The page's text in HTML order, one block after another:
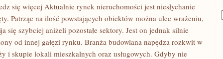
się więcej Aktualnie rynek nieruchomości jest niesłychanie
Patrząc na ilość powstających obiektów można ulec wrażeniu,
się szybciej aniżeli pozostałe sektory. Jest on jednak silnie
od innej gałęzi rynku. Branża budowlana napędza rozkwit w
i skupie lokali mieszkalnych oraz usługowych. Gdyby nie